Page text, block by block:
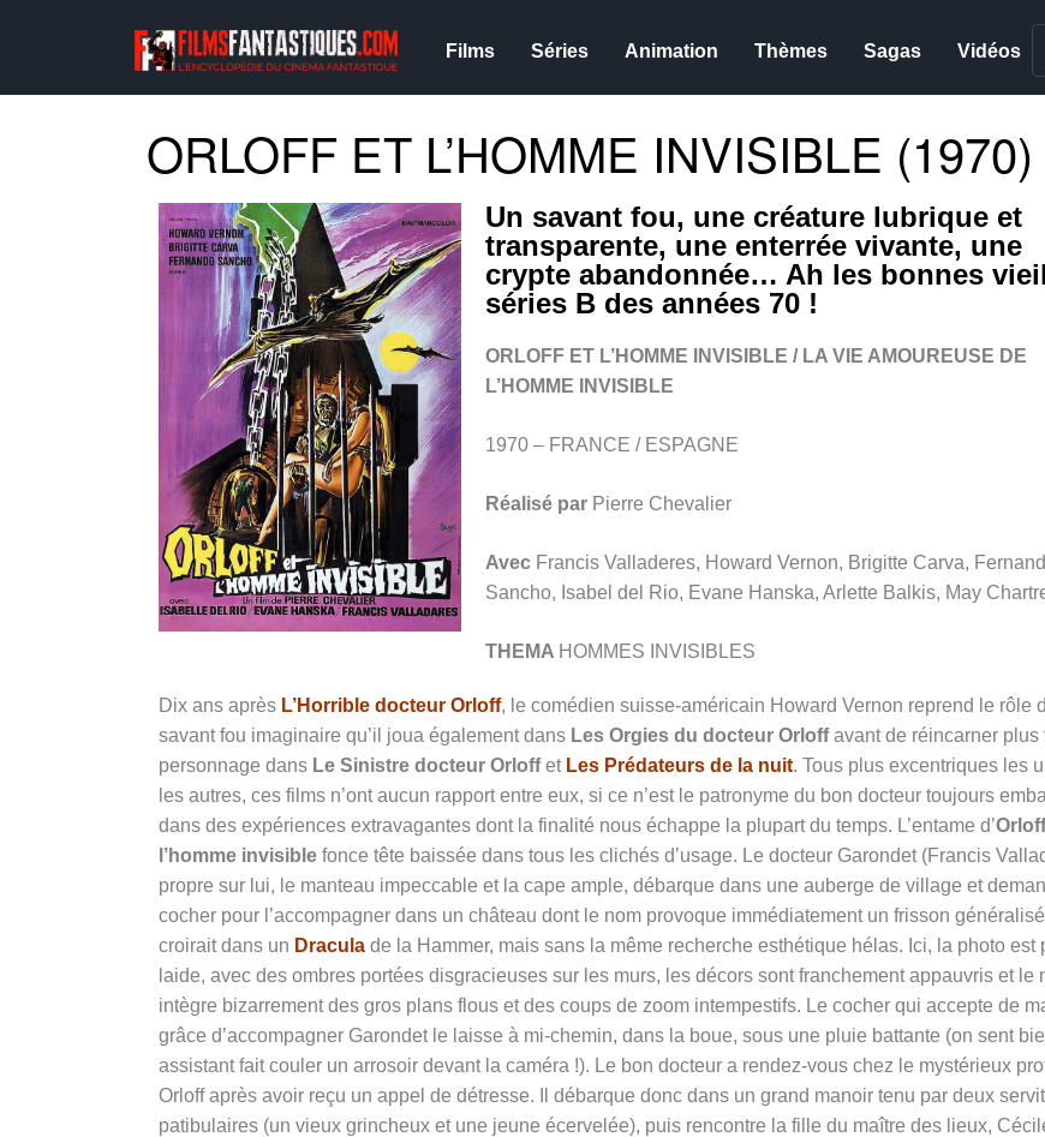
Films Séries Animation Thèmes Sagas Vidéos
ORLOFF ET L’HOMME INVISIBLE (1970)
Un savant fou, une créature lubrique et
transparente, une enterrée vivante, une
crypte abandonnée… Ah les bonnes
séries B des années 70 !
ORLOFF ET L’HOMME INVISIBLE / LA VIE AMOUREUSE DE
L’HOMME INVISIBLE
1970 – FRANCE / ESPAGNE
Réalisé par Pierre Chevalier
Avec Francis Valladeres, Howard Vernon, Brigitte Carva,
Sancho, Isabel del Rio, Evane Hanska, Arlette Balkis, May
THEMA HOMMES INVISIBLES
Dix ans après L’Horrible docteur Orloff, le comédien suisse-américain Howard Vernon reprend le rôle
savant fou imaginaire qu’il joua également dans Les Orgies du docteur Orloffavant de réincarner plus
personnage dans Le Sinistre docteur Orloffet Les Prédateurs de la nuit. Tous plus excentriques les
les autres, ces films n’ont aucun rapport entre eux, si ce n’est le patronyme du bon docteur toujours
dans des expériences extravagantes dont la finalité nous échappe la plupart du temps. L’entame d’
l’homme invisible fonce tête baissée dans tous les clichés d’usage. Le docteur Garondet (Francis
propre sur lui, le manteau impeccable et la cape ample, débarque dans une auberge de village et
cocher pour l’accompagner dans un château dont le nom provoque immédiatement un frisson
croirait dans un Dracula de la Hammer, mais sans la même recherche esthétique hélas. Ici, la photo est
laide, avec des ombres portées disgracieuses sur les murs, les décors sont franchement appauvris et le
intègre bizarrement des gros plans flous et des coups de zoom intempestifs. Le cocher qui accepte de
grâce d’accompagner Garondet le laisse à mi-chemin, dans la boue, sous une pluie battante (on sent
assistant fait couler un arrosoir devant la caméra !). Le bon docteur a rendez-vous chez le mystérieux
Orloff après avoir reçu un appel de détresse. Il débarque donc dans un grand manoir tenu par deux
patibulaires (un vieux grincheux et une jeune écervelée), puis rencontre la fille du maître des lieux,